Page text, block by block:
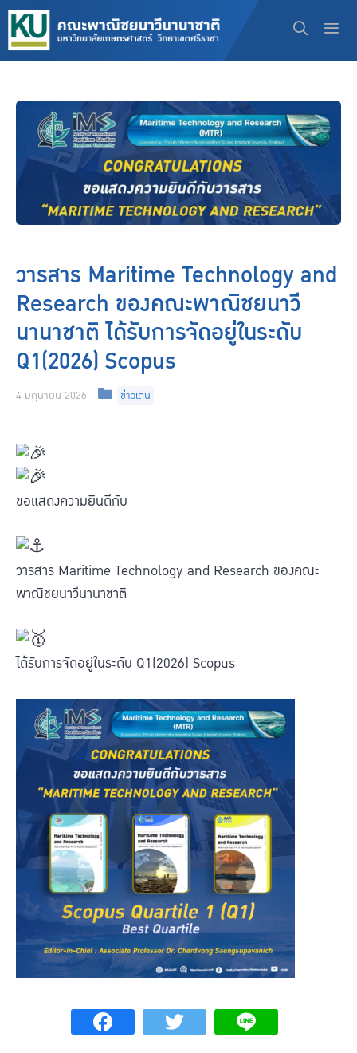
Skip
content
วารสาร Maritime Technology and
Research ของคณะพาณิชยนาวี
นานาชาติ ได้รับการจัดอยู่ในระดับ
Q1(2026) Scopus
4 มิถุนายน 2026 Categories
ข่าวเด่น
ขอแสดงความยินดีกับ
วารสาร Maritime Technology and Research ของคณะ
พาณิชยนาวีนานาชาติ
ได้รับการจัดอยู่ในระดับ Q1(2026) Scopus